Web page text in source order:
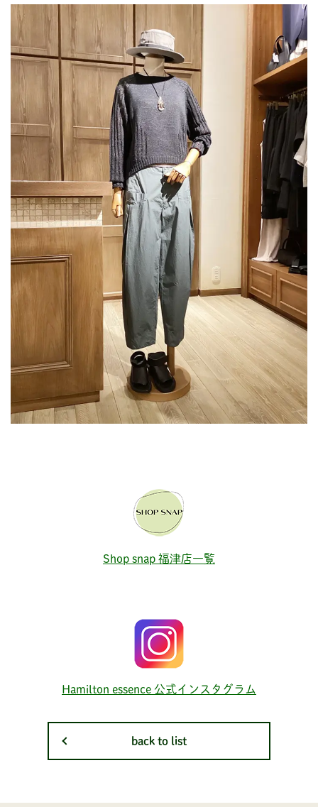
Shop snap 福津店一覧
Hamilton essence 公式インスタグラム
back to list